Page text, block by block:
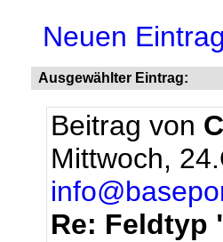
Neuen
Ausgewählter Eintrag:
Beitrag von
Mittwoch,
Re: Feldtyp